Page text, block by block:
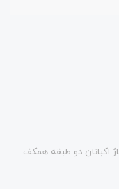
اکباتان دو طبقه همکف